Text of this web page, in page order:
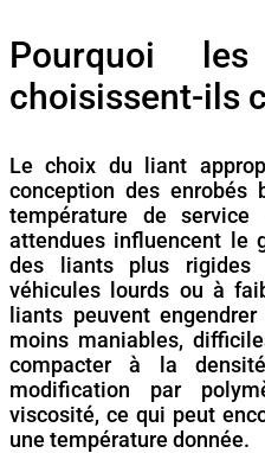
Pourquoi les
choisissent-ils
Le choix du liant
conception des enrobés
température de
attendues influencent le
des liants plus rigides
véhicules lourds ou à
liants peuvent
moins maniables,
compacter à la
modification par
viscosité, ce qui peut
une température donnée.